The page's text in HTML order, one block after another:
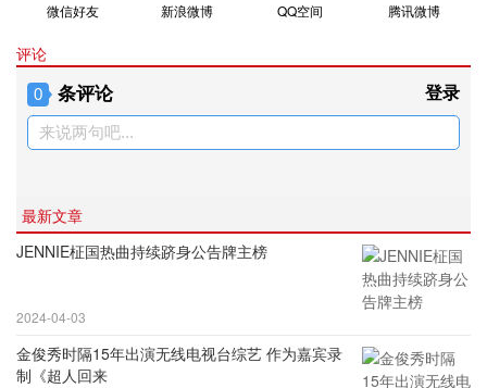
微信好友 新浪微博 QQ空间 腾讯微博
评论
0 条评论 登录
来说两句吧...
最新文章
JENNIE柾国热曲持续跻身公告牌主榜
2024-04-03
金俊秀时隔15年出演无线电视台综艺 作为嘉宾录
制《超人回来